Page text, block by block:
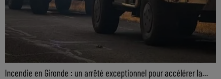
Incendie en Gironde : un arrêté exceptionnel pour accélérer la...